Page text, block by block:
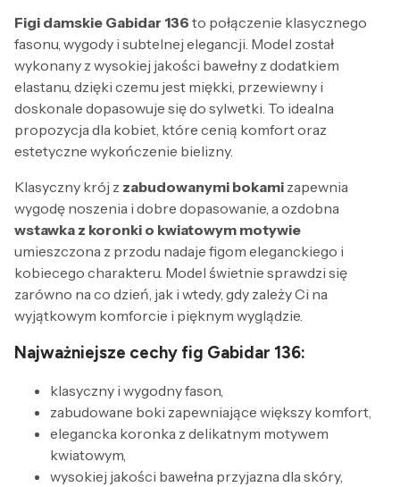
Figi damskie Gabidar 136 to połączenie klasycznego
fasonu, wygody i subtelnej elegancji. Model został
wykonany z wysokiej jakości bawełny z dodatkiem
elastanu, dzięki czemu jest miękki, przewiewny i
doskonale dopasowuje się do sylwetki. To idealna
propozycja dla kobiet, które cenią komfort oraz
estetyczne wykończenie bielizny.
Klasyczny krój z zabudowanymi bokami zapewnia
wygodę noszenia i dobre dopasowanie, a ozdobna
wstawka z koronki o kwiatowym motywie
umieszczona z przodu nadaje figom eleganckiego i
kobiecego charakteru. Model świetnie sprawdzi się
zarówno na co dzień, jak i wtedy, gdy zależy Ci na
wyjątkowym komforcie i pięknym wyglądzie.
Najważniejsze cechy fig Gabidar 136:
klasyczny i wygodny fason,
zabudowane boki zapewniające większy komfort,
elegancka koronka z delikatnym motywem
kwiatowym,
wysokiej jakości bawełna przyjazna dla skóry,